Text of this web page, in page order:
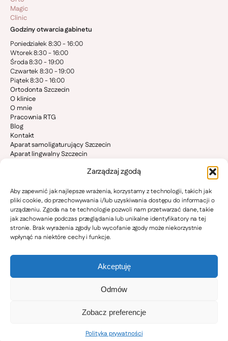
Zarządzaj zgodą
Aby zapewnić jak najlepsze wrażenia, korzystamy z technologii, takich jak
pliki cookie, do przechowywania i/lub uzyskiwania dostępu do informacji o
urządzeniu. Zgoda na te technologie pozwoli nam przetwarzać dane, takie
jak zachowanie podczas przeglądania lub unikalne identyfikatory na tej
stronie. Brak wyrażenia zgody lub wycofanie zgody może niekorzystnie
wpłynąć na niektóre cechy i funkcje.
Akceptuję
Odmów
Zobacz preferencje
Polityka prywatności
Godziny otwarcia gabinetu
Poniedziałek 8:30 - 16:00
Wtorek 8:30 - 16:00
Środa 8:30 - 19:00
Czwartek 8:30 - 19:00
Piątek 8:30 - 16:00
Ortodonta Szczecin
O klinice
O mnie
Pracownia RTG
Blog
Kontakt
Aparat samoligaturujący Szczecin
Aparat lingwalny Szczecin
Bruksizm i stawy skroniowo-żuchwowe
Ortodonta Stargard
Ortodonta Goleniów
Ortodonta Police
Ortodonta Pyrzyce
Ortodonta Gryfino
Ortodonta Kamień Pomorski
Copyright 2009-2026 | orto-magic.eu